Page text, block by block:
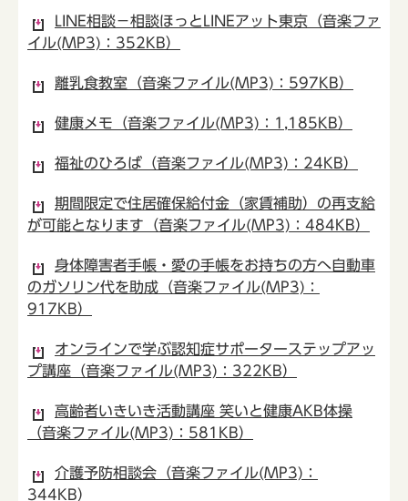
LINE相談－相談ほっとLINEアット東京（音楽ファ
イル(MP3)：352KB）
離乳食教室（音楽ファイル(MP3)：597KB）
健康メモ（音楽ファイル(MP3)：1,185KB）
福祉のひろば（音楽ファイル(MP3)：24KB）
期間限定で住居確保給付金（家賃補助）の再支給
が可能となります（音楽ファイル(MP3)：484KB）
身体障害者手帳・愛の手帳をお持ちの方へ自動車
のガソリン代を助成（音楽ファイル(MP3)：
917KB）
オンラインで学ぶ認知症サポーターステップアッ
プ講座（音楽ファイル(MP3)：322KB）
高齢者いきいき活動講座 笑いと健康AKB体操
（音楽ファイル(MP3)：581KB）
介護予防相談会（音楽ファイル(MP3)：
344KB）